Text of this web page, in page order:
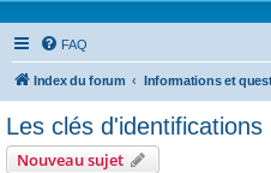
FAQ
Index du forum
Les clés d'identifications
Nouveau sujet